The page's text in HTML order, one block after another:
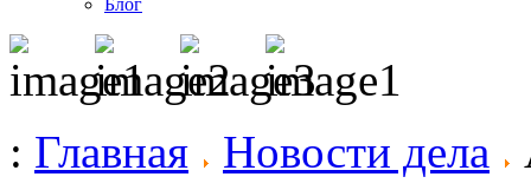
Блог
: Главная Новости дела